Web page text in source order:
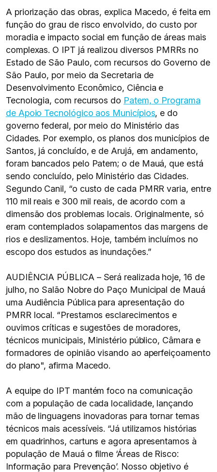
A priorização das obras, explica Macedo, é feita em
função do grau de risco envolvido, do custo por
moradia e impacto social em função de áreas mais
complexas. O IPT já realizou diversos PMRRs no
Estado de São Paulo, com recursos do Governo de
São Paulo, por meio da Secretaria de
Desenvolvimento Econômico, Ciência e
Tecnologia, com recursos do Patem, o Programa
de Apoio Tecnológico aos Municípios, e do
governo federal, por meio do Ministério das
Cidades. Por exemplo, os planos dos municípios de
Santos, já concluído, e de Arujá, em andamento,
foram bancados pelo Patem; o de Mauá, que está
sendo concluído, pelo Ministério das Cidades.
Segundo Canil, “o custo de cada PMRR varia, entre
110 mil reais e 300 mil reais, de acordo com a
dimensão dos problemas locais. Originalmente, só
eram contemplados solapamentos das margens de
rios e deslizamentos. Hoje, também incluímos no
escopo dos estudos as inundações.”
AUDIÊNCIA PÚBLICA – Será realizada hoje, 16 de
julho, no Salão Nobre do Paço Municipal de Mauá
uma Audiência Pública para apresentação do
PMRR local. “Prestamos esclarecimentos e
ouvimos críticas e sugestões de moradores,
técnicos municipais, Ministério público, Câmara e
formadores de opinião visando ao aperfeiçoamento
do plano", afirma Macedo.
A equipe do IPT mantém foco na comunicação
com a população de cada localidade, lançando
mão de linguagens inovadoras para tornar temas
técnicos mais acessíveis. “Já utilizamos histórias
em quadrinhos, cartuns e agora apresentamos à
população de Mauá o filme ‘Áreas de Risco:
Informação para Prevenção’. Nosso objetivo é